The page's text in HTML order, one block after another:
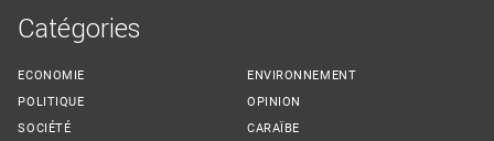
Catégories
ECONOMIE
POLITIQUE
SOCIÉTÉ
ENVIRONNEMENT
OPINION
CARAÏBE